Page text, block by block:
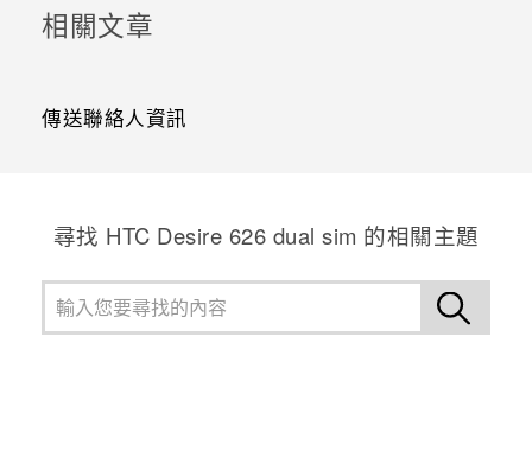
相關文章
傳送聯絡人資訊
尋找 HTC Desire 626 dual sim 的相關主題